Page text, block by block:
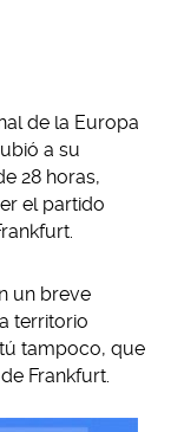
de la Europa
a su
28 horas,
el partido
un breve
territorio
tampoco, que
Frankfurt.